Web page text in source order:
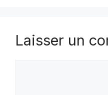
Laisser un